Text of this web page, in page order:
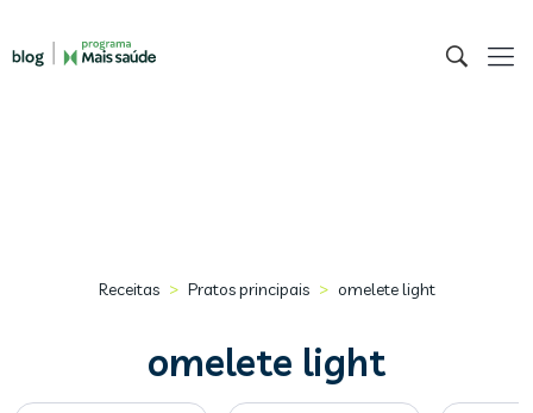
Receitas > Pratos principais > omelete light
omelete light